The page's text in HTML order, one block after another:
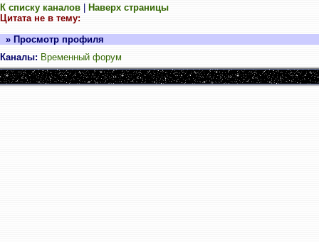
К списку каналов
Наверх страницы
Цитата не в тему:
» Просмотр профиля
Каналы: Временный форум